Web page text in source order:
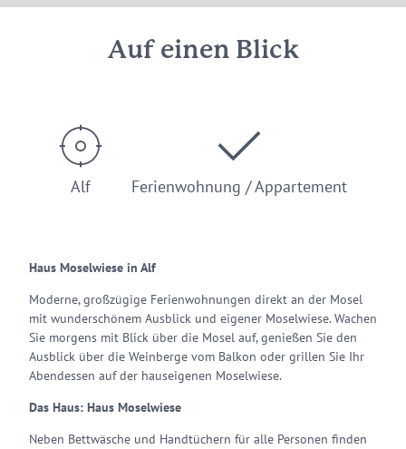
Auf einen Blick
Alf Ferienwohnung / Appartement
Haus Moselwiese in Alf
Moderne, großzügige Ferienwohnungen direkt an der Mosel
mit wunderschönem Ausblick und eigener Moselwiese. Wachen
Sie morgens mit Blick über die Mosel auf, genießen Sie den
Ausblick über die Weinberge vom Balkon oder grillen Sie Ihr
Abendessen auf der hauseigenen Moselwiese.
Das Haus: Haus Moselwiese
Neben Bettwäsche und Handtüchern für alle Personen finden